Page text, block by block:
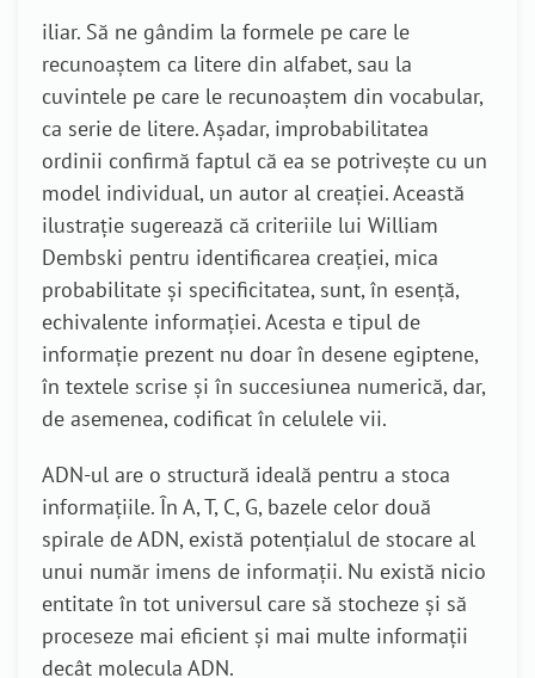
iliar. Să ne gândim la formele pe care le
recunoaștem ca litere din alfabet, sau la
cuvintele pe care le recunoaștem din vocabular,
ca serie de litere. Așadar, improbabilitatea
ordinii confirmă faptul că ea se potrivește cu un
model individual, un autor al creației. Această
ilustrație sugerează că criteriile lui William
Dembski pentru identificarea creației, mica
probabilitate și specificitatea, sunt, în esență,
echivalente informației. Acesta e tipul de
informație prezent nu doar în desene egiptene,
în textele scrise și în succesiunea numerică, dar,
de asemenea, codificat în celulele vii.
ADN-ul are o structură ideală pentru a stoca
informațiile. În A, T, C, G, bazele celor două
spirale de ADN, există potențialul de stocare al
unui număr imens de informații. Nu există nicio
entitate în tot universul care să stocheze și să
proceseze mai eficient și mai multe informații
decât molecula ADN.